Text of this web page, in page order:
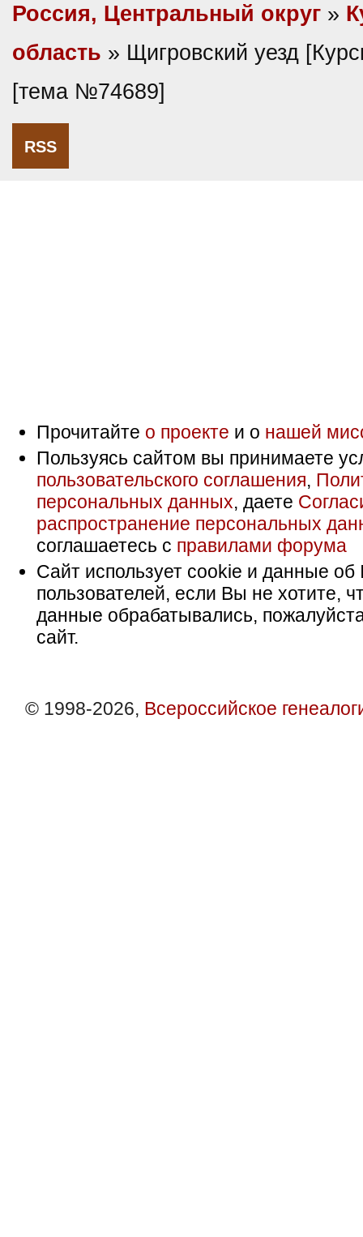
Россия, Центральный округ »
область » Щигровский уезд
[тема №74689]
RSS
Прочитайте о проекте и о нашей
Пользуясь сайтом вы принимаете
пользовательского соглашения,
персональных данных, даете
распространение персональных
соглашаетесь с правилами форума
Сайт использует cookie и данные об
пользователей, если Вы не хотите,
данные обрабатывались,
сайт.
© 1998-2026, Всероссийское